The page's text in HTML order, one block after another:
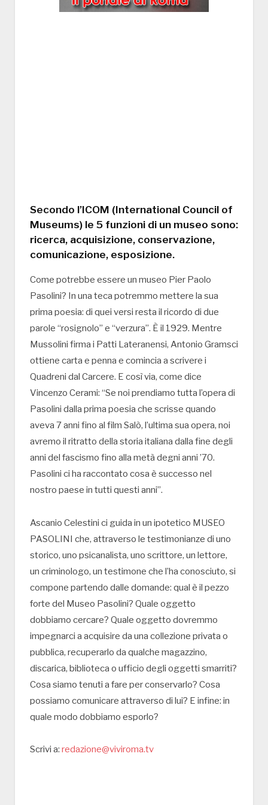
Secondo l’ICOM (International Council of
Museums) le 5 funzioni di un museo sono:
ricerca, acquisizione, conservazione,
comunicazione, esposizione.
Come potrebbe essere un museo Pier Paolo
Pasolini? In una teca potremmo mettere la sua
prima poesia: di quei versi resta il ricordo di due
parole “rosignolo” e “verzura”. È il 1929. Mentre
Mussolini firma i Patti Lateranensi, Antonio Gramsci
ottiene carta e penna e comincia a scrivere i
Quadreni dal Carcere. E così via, come dice
Vincenzo Cerami: “Se noi prendiamo tutta l’opera di
Pasolini dalla prima poesia che scrisse quando
aveva 7 anni fino al film Salò, l’ultima sua opera, noi
avremo il ritratto della storia italiana dalla fine degli
anni del fascismo fino alla metà degni anni ’70.
Pasolini ci ha raccontato cosa è successo nel
nostro paese in tutti questi anni”.
Ascanio Celestini ci guida in un ipotetico MUSEO
PASOLINI che, attraverso le testimonianze di uno
storico, uno psicanalista, uno scrittore, un lettore,
un criminologo, un testimone che l’ha conosciuto, si
compone partendo dalle domande: qual è il pezzo
forte del Museo Pasolini? Quale oggetto
dobbiamo cercare? Quale oggetto dovremmo
impegnarci a acquisire da una collezione privata o
pubblica, recuperarlo da qualche magazzino,
discarica, biblioteca o ufficio degli oggetti smarriti?
Cosa siamo tenuti a fare per conservarlo? Cosa
possiamo comunicare attraverso di lui? E infine: in
quale modo dobbiamo esporlo?
Scrivi a: redazione@viviroma.tv